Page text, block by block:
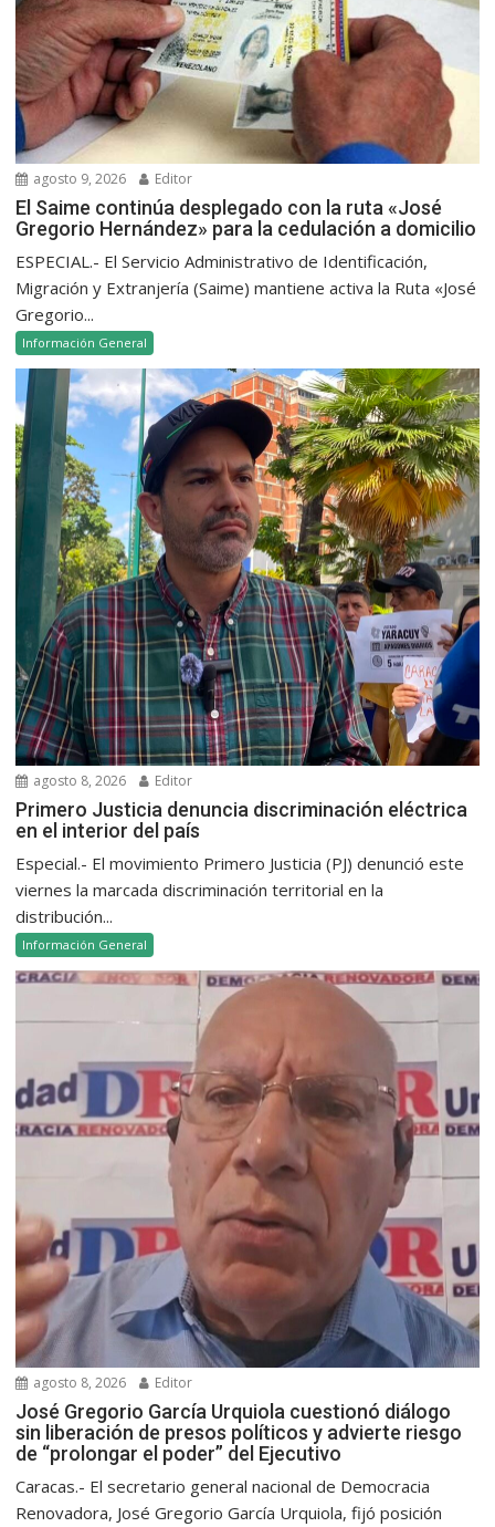
agosto 9, 2026 Editor
El Saime continúa desplegado con la ruta «José
Gregorio Hernández» para la cedulación a domicilio
ESPECIAL.- El Servicio Administrativo de Identificación,
Migración y Extranjería (Saime) mantiene activa la Ruta «José
Gregorio...
Información General
agosto 8, 2026 Editor
Primero Justicia denuncia discriminación eléctrica
en el interior del país
Especial.- El movimiento Primero Justicia (PJ) denunció este
viernes la marcada discriminación territorial en la
distribución...
Información General
agosto 8, 2026 Editor
José Gregorio García Urquiola cuestionó diálogo
sin liberación de presos políticos y advierte riesgo
de “prolongar el poder” del Ejecutivo
Caracas.- El secretario general nacional de Democracia
Renovadora, José Gregorio García Urquiola, fijó posición